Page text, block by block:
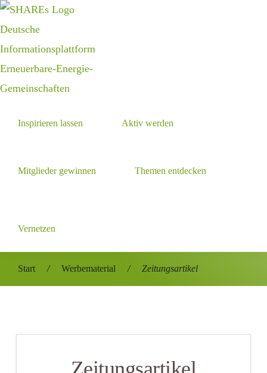
Zur
Hauptnavigation
springen
Zum
Inhalt
springen
Deutsche
Informationsplattform
Erneuerbare-Energie-
Gemeinschaften
gestalten
Inspirieren lassen Aktiv werden
Mitglieder gewinnen Themen entdecken
Vernetzen
Start / Werbematerial / Zeitungsartikel